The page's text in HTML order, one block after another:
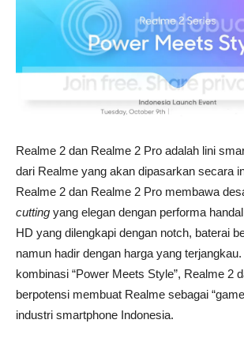
Realme 2 dan Realme 2 Pro adalah lini
dari Realme yang akan dipasarkan secara
Realme 2 dan Realme 2 Pro membawa
cutting yang elegan dengan performa
HD yang dilengkapi dengan notch, baterai
namun hadir dengan harga yang
kombinasi “Power Meets Style”, Realme 2
berpotensi membuat Realme sebagai
industri smartphone Indonesia.